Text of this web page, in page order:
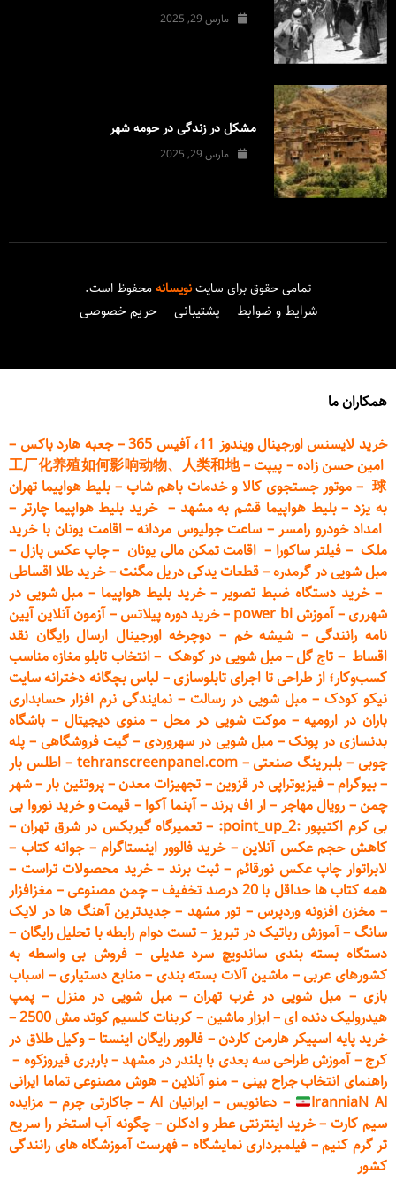
مارس 29, 2025
مشکل در زندگی در حومه شهر
مارس 29, 2025
تمامی حقوق برای سایتنویسانهمحفوظ است.
شرایط و ضوابط پشتیبانی حریم خصوصی
همکاران ما
خرید لایسنس اورجینال ویندوز 11، آفیس 365
–جعبه هارد باکس –
امین حسن زاده– پیپت–
工厂化养殖如何影响动物、人类和地
球
– موتور جستجوی کالا و خدمات باهم شاپ– بلیط هواپیما تهران
به یزد–بلیط هواپیما قشم به مشهد –خرید بلیط هواپیما چارتر –
امداد خودرو رامسر– ساعت جولیوس مردانه–اقامت یونان با خرید
ملک – فیلتر ساکورا – اقامت تمکن مالی یونان –چاپ عکس پازل –
مبل شویی در گرمدره–قطعاتیدکی دریل مگنت–خرید طلا اقساطی
–خرید دستگاه ضبط تصویر–خرید بلیط هواپیما –مبل شویی در
شهرری–آموزش power bi –خرید دورهپیلاتس–آزمون آنلاین آیین
نامه رانندگی– شیشه خم – دوچرخه اورجینال ارسال رایگان نقد
اقساط – تاج گل–مبل شویی در کوهک–انتخاب تابلو مغازه مناسب
کسب‌وکار؛ از طراحی تا اجرای تابلوسازی– لباس بچگانه دخترانه سایت
نیکو کودک – مبل شویی در رسالت – نمایندگی نرم افزار حسابداری
باران در ارومیه–موکت شویی در محل–منوی دیجیتال – باشگاه
بدنسازی در پونک–مبل شویی در سهروردی–گیت فروشگاهی – پله
چوبی – بلبرینگ صنعتی–
tehranscreenpanel.com
–اطلس بار
–بیوگرام–فیزیوتراپی در قزوین– تجهیزات معدن–پروتئین بار–شهر
چمن– رویال مهاجر –ار اف برند –آبنما آکوا – قیمت و خرید نوروا بی
بی کرم اکتیپور :point_up_2:
– تعمیرگاه گیربکس در شرق تهران–
کاهش حجم عکس آنلاین–خرید فالوور اینستاگرام–جوانه کتاب –
لابراتوار چاپ عکس نورقائم–ثبت برند–خرید محصولات تراست –
همه کتاب ها حداقل با 20 درصد تخفیف
–چمن مصنوعی– مغزافزار
– مخزن افزونه وردپرس– تور مشهد –جدیدترین آهنگ ها در لایک
سانگ–آموزش رباتیک در تبریز –تست دوام رابطه با تحلیل رایگان –
دستگاه بسته‌ بندی ساندویچ سرد عدیلی – فروش بی واسطه به
کشورهای عربی–ماشین آلات بسته بندی – منابع دستیاری– اسباب
بازی– مبل شویی در غرب تهران–مبل شویی در منزل –پمپ
هیدرولیک دنده ای–ابزار ماشین– کربنات کلسیم کوتد مش 2500
–
خرید پایه اسپیکر هارمن کاردن– فالوور رایگان اینستا –وکیل طلاق در
کرج –آموزش طراحی سه بعدی با بلندر در مشهد–باربری فیروزکوه –
راهنمای انتخاب جراح بینی–منو آنلاین–هوش مصنوعی تماما ایرانی
IranniaN AI
– دعانویس –ایرانیان AI –جاکارتی چرم– مزایده
سیم کارت–خرید اینترنتی عطر و ادکلن –چگونه آب استخر را سریع
تر گرم کنیم– فیلمبرداری نمایشگاه –فهرست آموزشگاه های رانندگی
کشور